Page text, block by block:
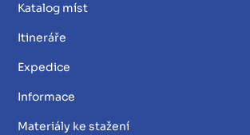
Katalog míst
Itineráře
Expedice
Informace
Materiály ke stažení